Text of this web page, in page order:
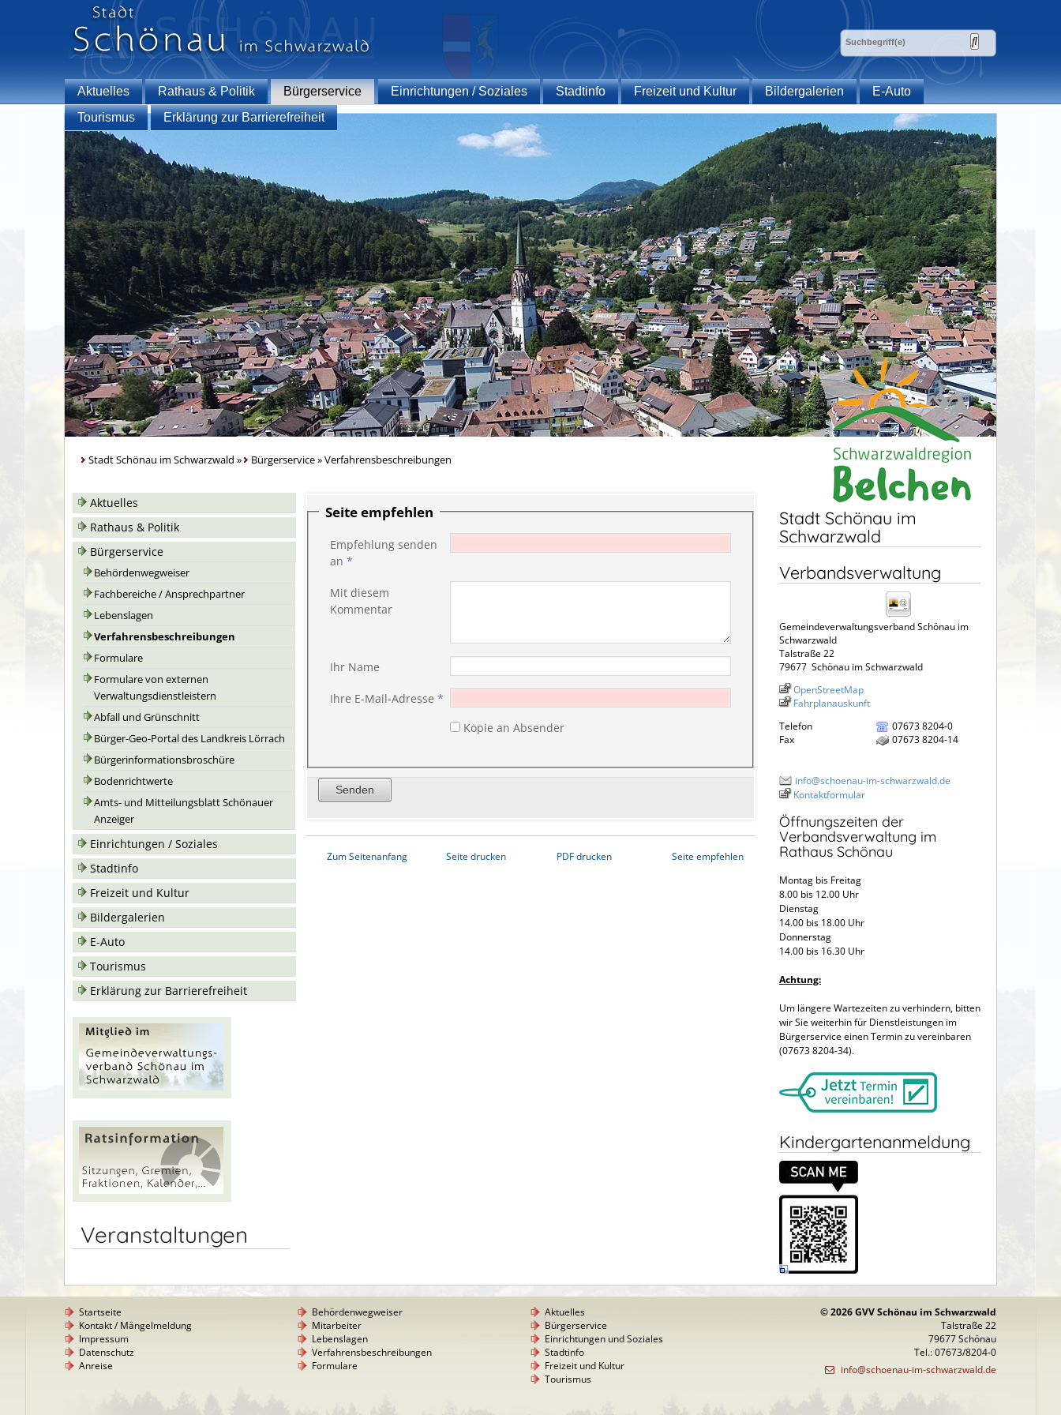
Aktuelles Rathaus & Politik Bürgerservice Einrichtungen / Soziales Stadtinfo Freizeit und Kultur Bildergalerien
E-Auto
Tourismus
Erklärung zur Barrierefreiheit
Stadt Schönau im Schwarzwald » Bürgerservice»Verfahrensbeschreibungen
Aktuelles
Rathaus & Politik
Bürgerservice
Behördenwegweiser
Fachbereiche / Ansprechpartner
Lebenslagen
Verfahrensbeschreibungen
Formulare
Formulare von externen
Verwaltungsdienstleistern
Abfall und Grünschnitt
Bürger-Geo-Portal des Landkreis Lörrach
Bürgerinformationsbroschüre
Bodenrichtwerte
Amts- und Mitteilungsblatt Schönauer
Anzeiger
Einrichtungen / Soziales
Stadtinfo
Freizeit und Kultur
Bildergalerien
E-Auto
Tourismus
Erklärung zur Barrierefreiheit
Veranstaltungen
Seite empfehlen
Empfehlung senden
an *
Mit diesem
Kommentar
Ihr Name
Ihre E-Mail-Adresse *
Kopie an Absender
Zum Seitenanfang Seite drucken PDF drucken Seite empfehlen
Stadt Schönau im
Schwarzwald
Verbandsverwaltung
Gemeindeverwaltungsverband Schönau im
Schwarzwald
Talstraße 22
79677 Schönau im Schwarzwald
OpenStreetMap
Fahrplanauskunft
Telefon
07673 8204-0
Fax
07673 8204-14
info@schoenau-im-schwarzwald.de
Kontaktformular
Öffnungszeiten der
Verbandsverwaltung im
Rathaus Schönau
Montag bis Freitag
8.00 bis 12.00 Uhr
Dienstag
14.00 bis 18.00 Uhr
Donnerstag
14.00 bis 16.30 Uhr
Achtung:
Um längere Wartezeiten zu verhindern, bitten
wir Sie weiterhin für Dienstleistungen im
Bürgerservice einen Termin zu vereinbaren
(07673 8204-34).
Kindergartenanmeldung
Startseite
Kontakt / Mängelmeldung
Impressum
Datenschutz
Anreise
Behördenwegweiser
Mitarbeiter
Lebenslagen
Verfahrensbeschreibungen
Formulare
Aktuelles
Bürgerservice
Einrichtungen und Soziales
Stadtinfo
Freizeit und Kultur
Tourismus
© 2026 GVV Schönau im Schwarzwald
Talstraße 22
79677 Schönau
Tel.: 07673/8204-0
info@schoenau-im-schwarzwald.de